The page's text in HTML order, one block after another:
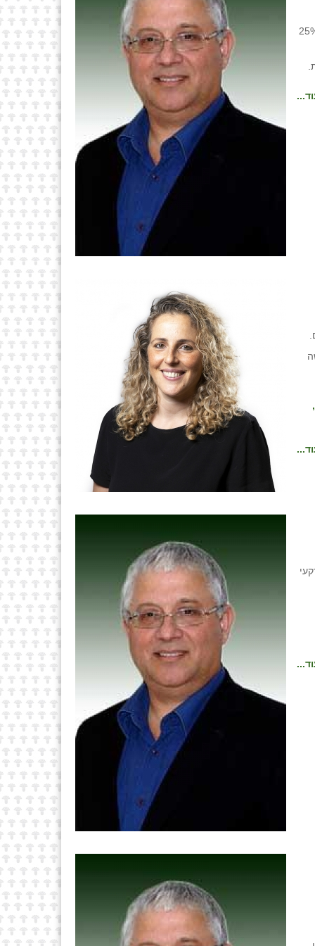
נקבע על פי מדידת הנפות אשר שיעור התושבים המתגורר בהם במצטבר אינו עולה על 25%
רפורמה במקרקעי